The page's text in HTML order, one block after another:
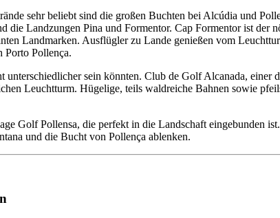
sehr beliebt sind die großen Buchten bei Alcúdia und
die Landzungen Pina und Formentor. Cap Formentor ist
Landmarken. Ausflügler zu Lande genießen vom
Porto Pollença.
sein könnten. Club de Golf Alcanada, einer
Leuchtturm. Hügelige, teils waldreiche Bahnen sowie
Golf Pollensa, die perfekt in die Landschaft eingebunden
und die Bucht von Pollença ablenken.